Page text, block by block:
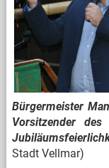
Bürgermeister
Vorsitzender
Stadt Vellmar)